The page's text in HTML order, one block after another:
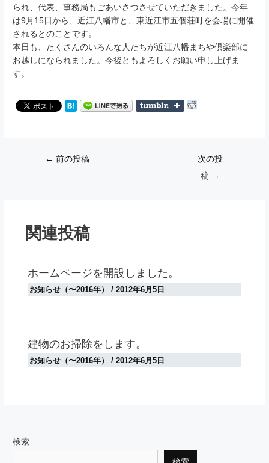
られ、代表、事務局もごあいさつさせていただきました。今年
は9月15日から、近江八幡市と、東近江市五個荘町を会場に開催
されるとのことです。
本日も、たくさんのいろんな人たちが近江八幡まちや倶楽部に
お越しになられました。今後ともよろしくお願い申し上げま
す。
← 前の投稿
次の投
稿 →
関連投稿
ホームページを開設しました。
お知らせ（〜2016年） /2012年6月5日
建物のお掃除をします。
お知らせ（〜2016年） /2012年6月5日
検索